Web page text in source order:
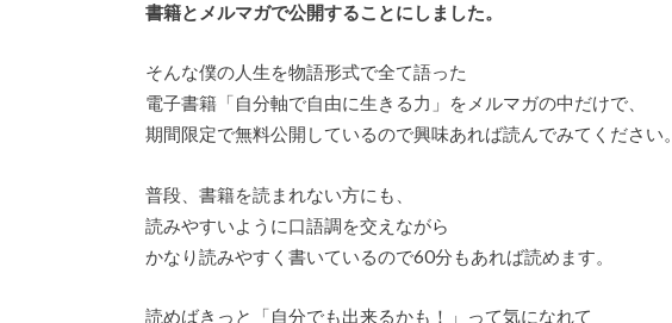
書籍とメルマガで公開することにしました。
そんな僕の人生を物語形式で全て語った
電子書籍「自分軸で自由に生きる力」をメルマガの中だけで、
期間限定で無料公開しているので興味あれば読んでみてください。
普段、書籍を読まれない方にも、
読みやすいように口語調を交えながら
かなり読みやすく書いているので60分もあれば読めます。
読めばきっと「自分でも出来るかも！」って気になれて